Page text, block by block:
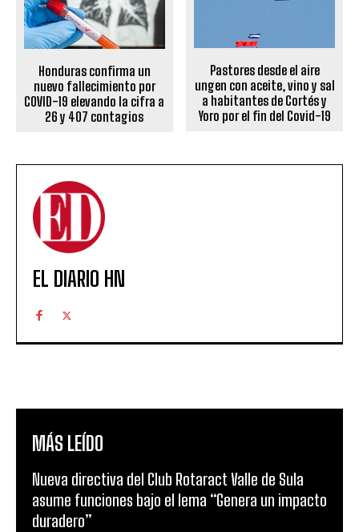
Honduras confirma un
nuevo fallecimiento por
COVID-19 elevando la cifra a
26 y 407 contagios
Pastores desde el aire
ungen con aceite, vino y sal
a habitantes de Cortés y
Yoro por el fin del Covid-19
EL DIARIO HN
MÁS LEÍDO
Nueva directiva del Club Rotaract Valle de Sula
asume funciones bajo el lema “Genera un impacto
duradero”